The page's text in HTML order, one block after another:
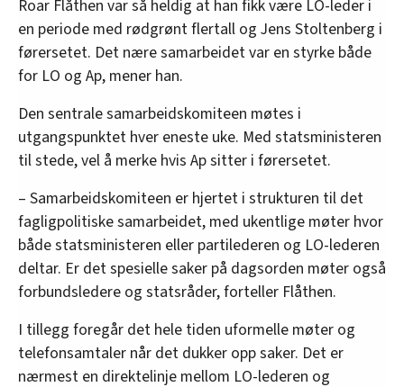
Roar Flåthen var så heldig at han fikk være LO-leder i
en periode med rødgrønt flertall og Jens Stoltenberg i
førersetet. Det nære samarbeidet var en styrke både
for LO og Ap, mener han.
Den sentrale samarbeidskomiteen møtes i
utgangspunktet hver eneste uke. Med statsministeren
til stede, vel å merke hvis Ap sitter i førersetet.
– Samarbeidskomiteen er hjertet i strukturen til det
fagligpolitiske samarbeidet, med ukentlige møter hvor
både statsministeren eller partilederen og LO-lederen
deltar. Er det spesielle saker på dagsorden møter også
forbundsledere og statsråder, forteller Flåthen.
I tillegg foregår det hele tiden uformelle møter og
telefonsamtaler når det dukker opp saker. Det er
nærmest en direktelinje mellom LO-lederen og